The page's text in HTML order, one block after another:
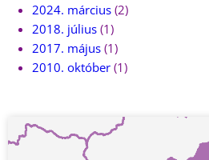
2024. március (2)
2018. július (1)
2017. május (1)
2010. október (1)